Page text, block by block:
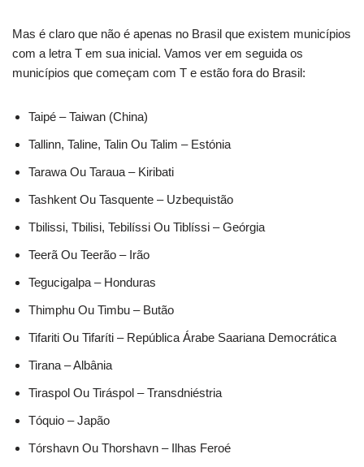
Mas é claro que não é apenas no Brasil que existem municípios
com a letra T em sua inicial. Vamos ver em seguida os
municípios que começam com T e estão fora do Brasil:
Taipé – Taiwan (China)
Tallinn, Taline, Talin Ou Talim – Estónia
Tarawa Ou Taraua – Kiribati
Tashkent Ou Tasquente – Uzbequistão
Tbilissi, Tbilisi, Tebilíssi Ou Tiblíssi – Geórgia
Teerã Ou Teerão – Irão
Tegucigalpa – Honduras
Thimphu Ou Timbu – Butão
Tifariti Ou Tifaríti – República Árabe Saariana Democrática
Tirana – Albânia
Tiraspol Ou Tiráspol – Transdniéstria
Tóquio – Japão
Tórshavn Ou Thorshavn – Ilhas Feroé